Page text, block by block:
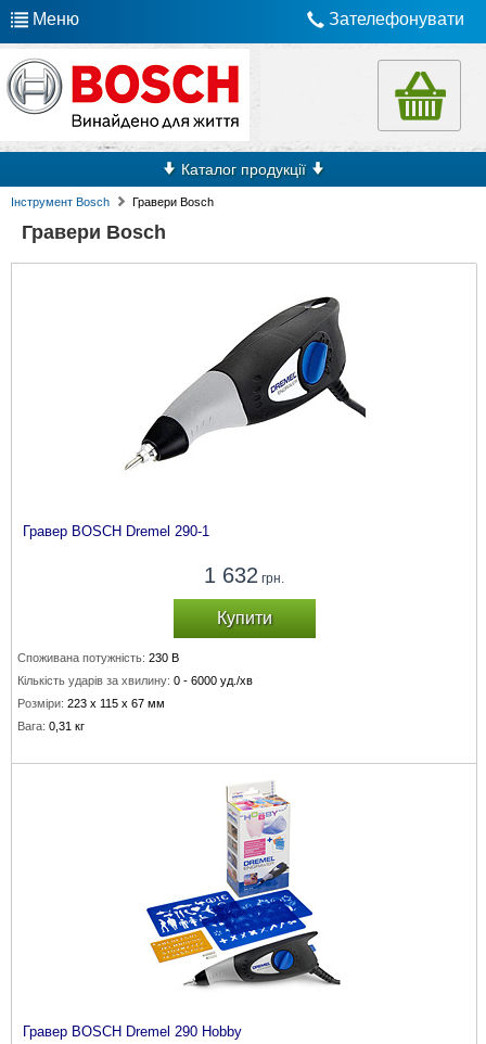
Меню Зателефонувати
Каталог продукції
Інструмент Bosch Гравери Bosch
Гравери Bosch
Гравер BOSCH Dremel 290-1
1 632 грн.
Купити
Споживана потужність: 230 В
Кількість ударів за хвилину: 0 - 6000 уд./хв
Розміри: 223 х 115 х 67 мм
Вага: 0,31 кг
Гравер BOSCH Dremel 290 Hobby